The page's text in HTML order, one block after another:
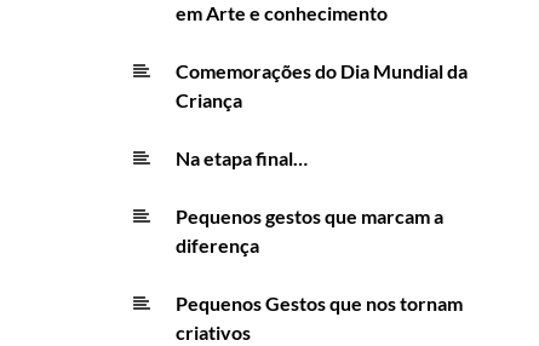
em Arte e conhecimento
Comemorações do Dia Mundial da
Criança
Na etapa final…
Pequenos gestos que marcam a
diferença
Pequenos Gestos que nos tornam
criativos